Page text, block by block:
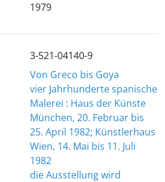
1979
3-521-04140-9
Von Greco bis Goya
vier Jahrhunderte spanische
Malerei : Haus der Künste
München, 20. Februar bis
25. April 1982; Künstlerhaus
Wien, 14. Mai bis 11. Juli
1982
die Ausstellung wird